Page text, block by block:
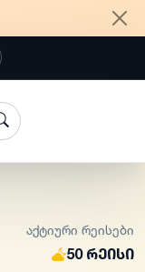
აქტიური რეისები
50 რეისი